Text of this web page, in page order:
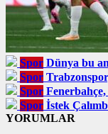
Spor Dünya bu
Spor
Spor
Spor İstek
YORUMLAR